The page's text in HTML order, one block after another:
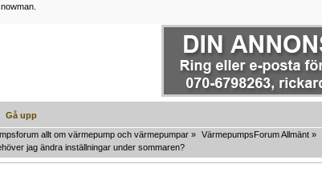
Gå upp
allt om värmepump och värmepumpar » VärmepumpsForum Allmänt »
jag ändra inställningar under sommaren?